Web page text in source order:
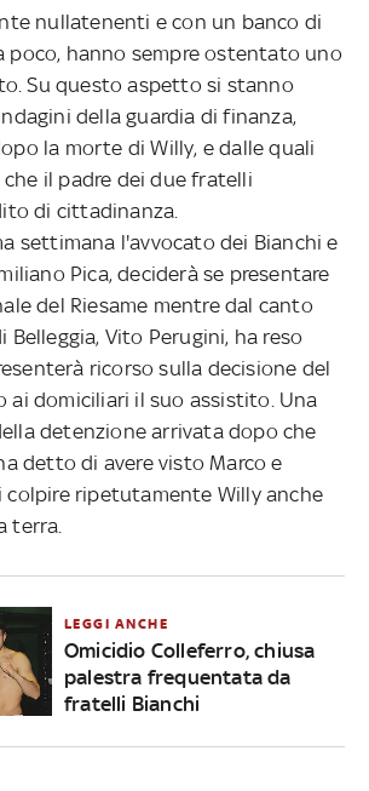
nullatenenti e con un banco di
hanno sempre ostentato uno
Su questo aspetto si stanno
della guardia di finanza,
la morte di Willy, e dalle quali
che il padre dei due fratelli
di cittadinanza.
settimana l'avvocato dei Bianchi e
Pica, deciderà se presentare
del Riesame mentre dal canto
Belleggia, Vito Perugini, ha reso
ricorso sulla decisione del
ai domiciliari il suo assistito. Una
detenzione arrivata dopo che
detto di avere visto Marco e
colpire ripetutamente Willy anche
terra.
LEGGI ANCHE
Omicidio Colleferro, chiusa
palestra frequentata da
fratelli Bianchi